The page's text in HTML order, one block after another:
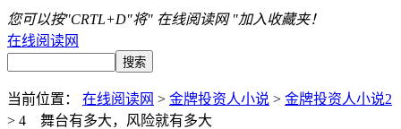
您可以按"CRTL+D"将" 在线阅读网 "加入收藏夹！
在线阅读网
当前位置： 在线阅读网 > 金牌投资人小说 > 金牌投资人小说2
> 4 舞台有多大，风险就有多大